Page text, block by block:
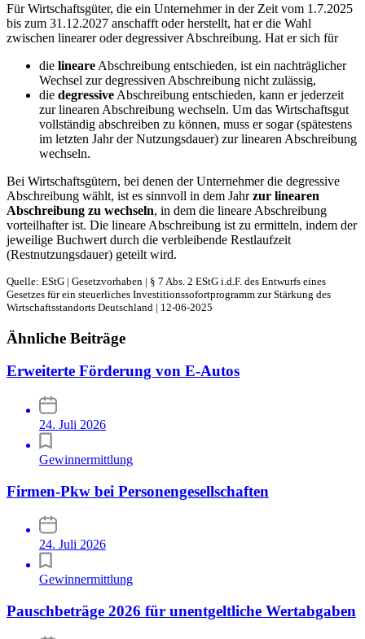
Für Wirtschaftsgüter, die ein Unternehmer in der Zeit vom 1.7.2025
bis zum 31.12.2027 anschafft oder herstellt, hat er die Wahl
zwischen linearer oder degressiver Abschreibung. Hat er sich für
die lineare Abschreibung entschieden, ist ein nachträglicher
Wechsel zur degressiven Abschreibung nicht zulässig,
die degressive Abschreibung entschieden, kann er jederzeit
zur linearen Abschreibung wechseln. Um das Wirtschaftsgut
vollständig abschreiben zu können, muss er sogar (spätestens
im letzten Jahr der Nutzungsdauer) zur linearen Abschreibung
wechseln.
Bei Wirtschaftsgütern, bei denen der Unternehmer die degressive
Abschreibung wählt, ist es sinnvoll in dem Jahrzur linearen
Abschreibung zu wechseln, in dem die lineare Abschreibung
vorteilhafter ist. Die lineare Abschreibung ist zu ermitteln, indem der
jeweilige Buchwert durch die verbleibende Restlaufzeit
(Restnutzungsdauer) geteilt wird.
Quelle: EStG | Gesetzvorhaben | § 7 Abs. 2 EStG i.d.F. des Entwurfs eines
Gesetzes für ein steuerliches Investitionssofortprogramm zur Stärkung des
Wirtschaftsstandorts Deutschland | 12-06-2025
Ähnliche Beiträge
Erweiterte Förderung von E-Autos
24. Juli 2026
Gewinnermittlung
Firmen-Pkw bei Personengesellschaften
24. Juli 2026
Gewinnermittlung
Pauschbeträge 2026 für unentgeltliche Wertabgaben